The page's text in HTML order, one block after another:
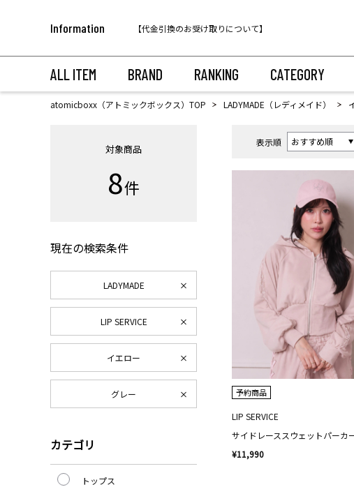
Information
【代金引換のお受け取りについて】
【重要】予約商品のお支払い方法（代金引換）変更に関するお知らせ
ALL ITEM BRAND RANKING CATEGORY
atomicboxx（アトミックボックス）TOP LADYMADE（レディメイド）
表示順
予約商品
LIP SERVICE
サイドレーススウェットパーカ
¥11,990
対象商品
8件
現在の検索条件
LADYMADE
LIP SERVICE
イエロー
グレー
カテゴリ
トップス